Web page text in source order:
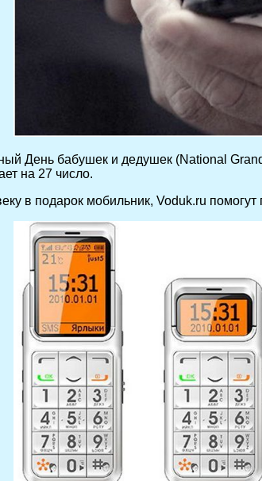
День бабушек и дедушек (National
на 27 число.
в подарок мобильник, Voduk.ru